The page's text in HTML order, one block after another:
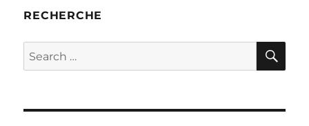
RECHERCHE
Search
for: